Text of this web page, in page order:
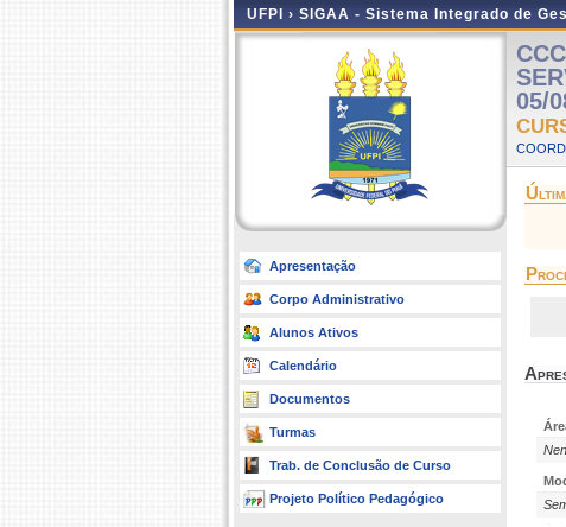
UFPI › SIGAA - Sistema Integrado de
Apresentação
Corpo Administrativo
Alunos Ativos
Calendário
Documentos
Turmas
Trab. de Conclusão de Curso
Projeto Político Pedagógico
05/